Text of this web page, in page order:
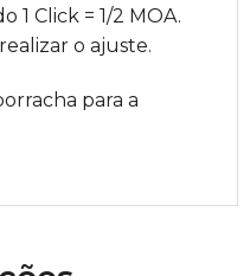
1 Click = 1/2 MOA.
o ajuste.
para a